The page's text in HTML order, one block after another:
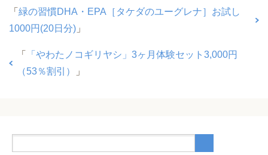
「 緑の習慣DHA・EPA［タケダのユーグレナ］お試し
1000円(20日分) 」
「
「やわたノコギリヤシ」3ヶ月体験セット3,000円
（53％割引）
」